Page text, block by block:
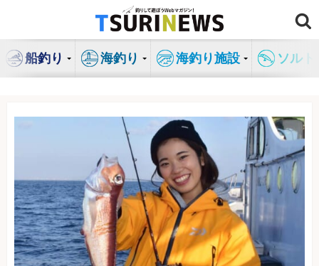
ン
船釣り 海釣り 海釣り施設 ソル